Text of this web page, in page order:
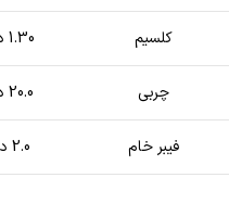
کلسیم 1.30 درصد
چربی 20.0 درصد
فیبر خام 2.0 درصد